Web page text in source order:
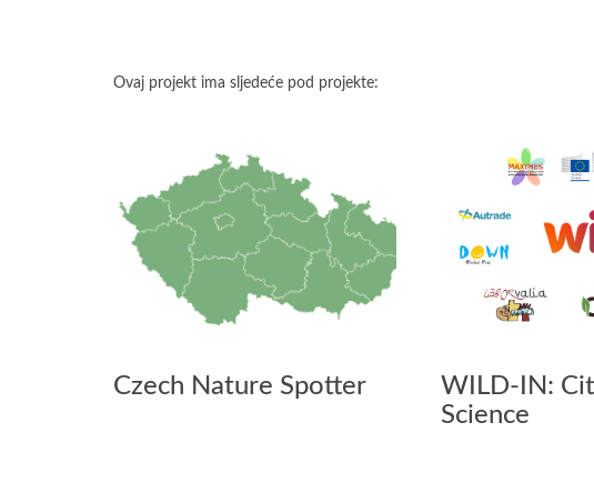
Ovaj projekt ima sljedeće pod projekte:
Czech Nature Spotter
WILD-IN:
Science